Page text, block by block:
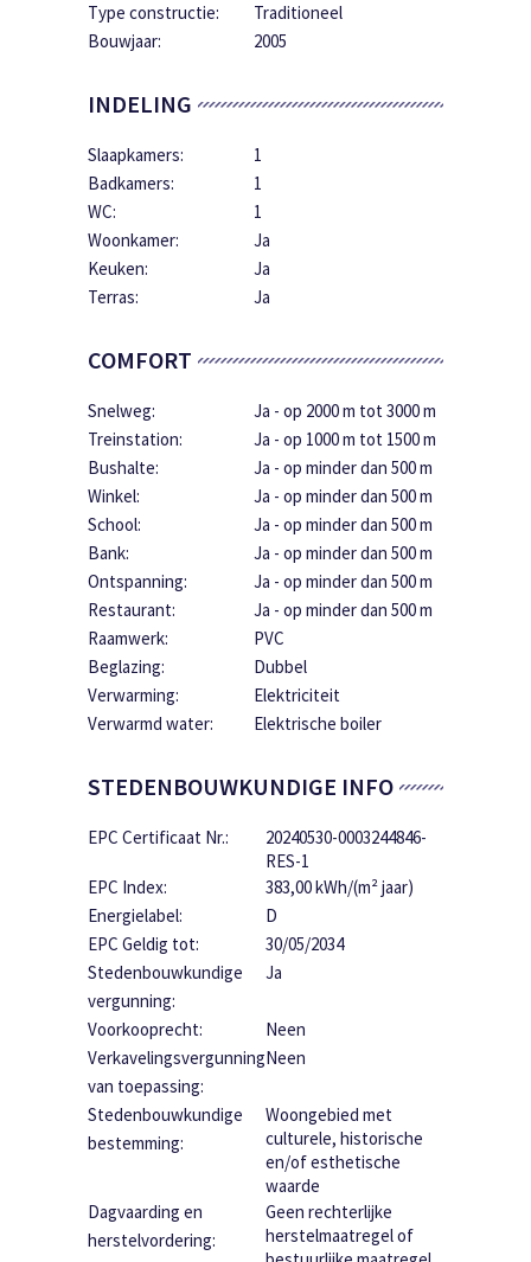
Type constructie:
Traditioneel
Bouwjaar:
2005
INDELING
Slaapkamers:
1
Badkamers:
1
WC:
1
Woonkamer:
Ja
Keuken:
Ja
Terras:
Ja
COMFORT
Snelweg:
Ja - op 2000 m tot 3000 m
Treinstation:
Ja - op 1000 m tot 1500 m
Bushalte:
Ja - op minder dan 500 m
Winkel:
Ja - op minder dan 500 m
School:
Ja - op minder dan 500 m
Bank:
Ja - op minder dan 500 m
Ontspanning:
Ja - op minder dan 500 m
Restaurant:
Ja - op minder dan 500 m
Raamwerk:
PVC
Beglazing:
Dubbel
Verwarming:
Elektriciteit
Verwarmd water:
Elektrische boiler
STEDENBOUWKUNDIGE INFO
EPC Certificaat Nr.:
20240530-0003244846-
RES-1
EPC Index:
383,00 kWh/(m² jaar)
Energielabel:
D
EPC Geldig tot:
30/05/2034
Stedenbouwkundige
vergunning:
Ja
Voorkooprecht:
Neen
Verkavelingsvergunning
van toepassing:
Neen
Stedenbouwkundige
bestemming:
Woongebied met
culturele, historische
en/of esthetische
waarde
Dagvaarding en
herstelvordering:
Geen rechterlijke
herstelmaatregel of